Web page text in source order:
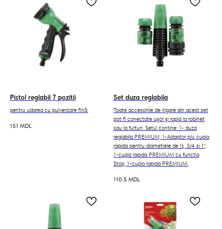
Pistol reglabil 7 pozitii
pentru udarea cu pulverizare fină.
151 MDL
Set duza reglabila
Toate accesoriile de irigare din acest set
pot fi conectate uşor şi rapid la robinet
sau la furtun. Setul contine: 1- duza
reglabila PREMIUM, 1-Adaptor p/u cupla
rapida pentru diametrele de ½, 3/4 si 1",
1-cupla rapida PREMIUM cu functia
Stop, 1-cupla rapida PREMIUM.
110.5 MDL